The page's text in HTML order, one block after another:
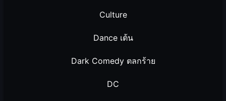
Culture
Dance เต้น
Dark Comedy ตลกร้าย
DC